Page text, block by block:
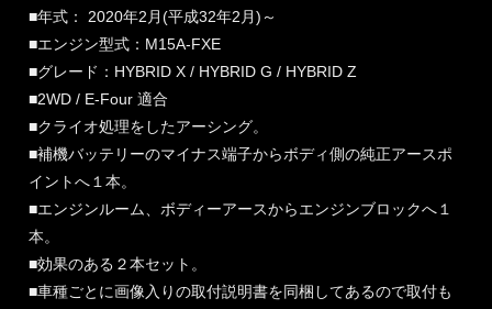
■年式： 2020年2月(平成32年2月)～
■エンジン型式：M15A-FXE
■グレード：HYBRID X / HYBRID G / HYBRID Z
■2WD / E-Four 適合
■クライオ処理をしたアーシング。
■補機バッテリーのマイナス端子からボディ側の純正アースポ
イントへ１本。
■エンジンルーム、ボディーアースからエンジンブロックへ１
本。
■効果のある２本セット。
■車種ごとに画像入りの取付説明書を同梱してあるので取付も